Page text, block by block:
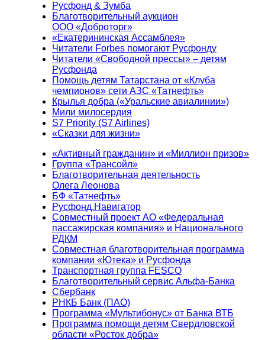
Русфонд & Зумба
Благотворительный аукцион
ООО «Доброторг»
«Екатерининская Ассамблея»
Читатели Forbes помогают Русфонду
Читатели «Свободной прессы» – детям
Русфонда
Помощь детям Татарстана от «Клуба
чемпионов» сети АЗС «Татнефть»
Крылья добра («Уральские авиалинии»)
Мили милосердия
S7 Priority (S7 Airlines)
«Сказки для жизни»
«Активный гражданин» и «Миллион призов»
Группа «Трансойл»
Благотворительная деятельность
Олега Леонова
БФ «Татнефть»
Русфонд.Навигатор
Совместный проект АО «Федеральная
пассажирская компания» и Национального
РДКМ
Совместная благотворительная программа
компании «Ютека» и Русфонда
Транспортная группа FESCO
Благотворительный сервис Альфа-Банка
Сбербанк
РНКБ Банк (ПАО)
Программа «Мультибонус» от Банка ВТБ
Программа помощи детям Свердловской
области «Росток добра»